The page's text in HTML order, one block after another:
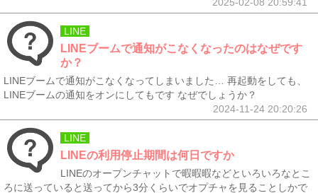
LINE
LINEブームで通知がこなくなったのはなぜです
か？
LINEブームで通知がこなくなってしまいました… 再起動をしても、
LINEブームの通知をオンにしてもです なぜでしょうか？
2024-11-24 20:20:26
LINE
LINEの利用停止期間は何日ですか
LINEのオープンチャットで暇暇暇などといろいろなとこ
ろに送っていると送ってから3分くらいでオプチャを見ることしかで